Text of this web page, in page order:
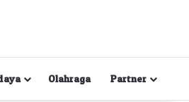
Olahraga Partner